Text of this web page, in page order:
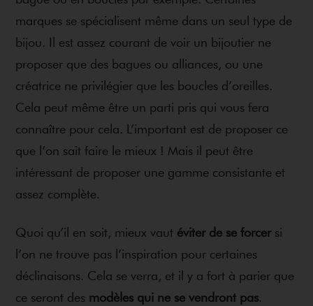
marques se spécialisent même dans un seul type de
bijou. Il est assez courant de voir un bijoutier ne
proposer que des bagues ou alliances, ou une
créatrice ne privilégier que les boucles d’oreilles.
Cela peut même être un parti pris qui vous fera
connaître pour cela. L’important est de proposer ce
que l’on sait faire le mieux ! Mais il peut être
intéressant de proposer une gamme consistante et
assez complète.
Quoi qu’il en soit, mieux vaut éviter de se forcersi
l’on ne trouve pas l’inspiration pour certaines
déclinaisons. Cela se verra, et il y a fort à parier que
ce seront des modèles qui ne se vendront pas.